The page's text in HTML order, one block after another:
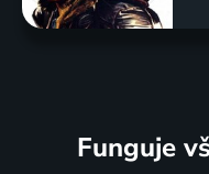
Funguje